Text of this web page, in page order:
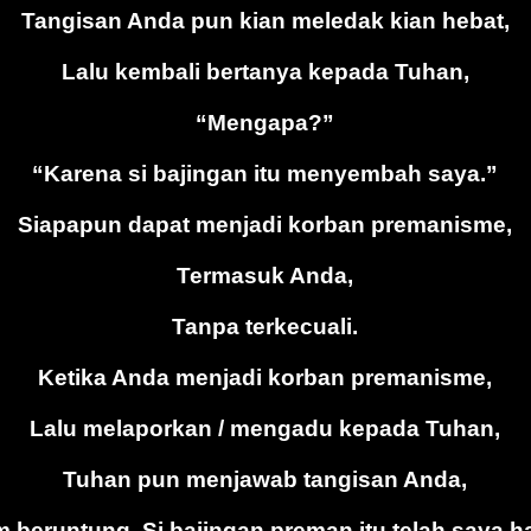
Tangisan Anda pun kian meledak kian hebat,
Lalu kembali bertanya kepada Tuhan,
“Mengapa?”
“Karena si bajingan itu menyembah saya.”
Siapapun dapat menjadi korban premanisme,
Termasuk Anda,
Tanpa terkecuali.
Ketika Anda menjadi korban premanisme,
Lalu melaporkan / mengadu kepada Tuhan,
Tuhan pun menjawab tangisan Anda,